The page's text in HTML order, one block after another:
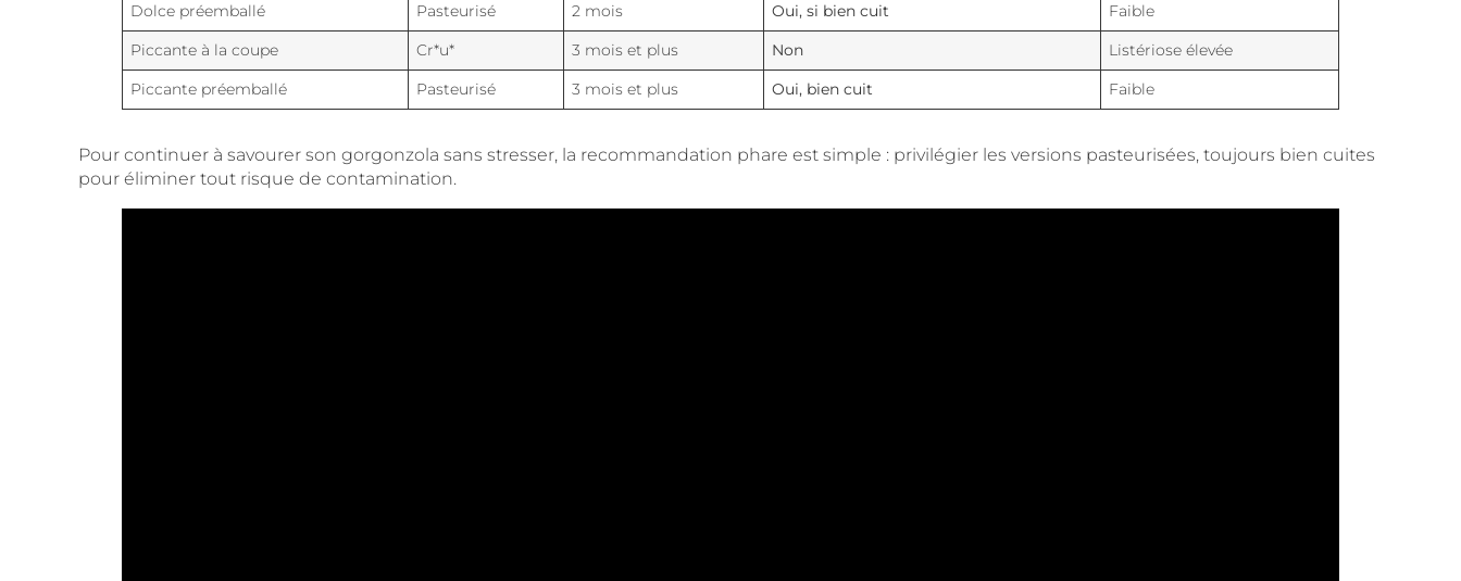
Dolce préemballé
Pasteurisé 2 mois Oui, si bien cuit
Faible
Piccante à la coupe
Cr*u* 3 mois et plus Non
Listériose élevée
Piccante préemballé
Pasteurisé 3 mois et plus Oui, bien cuit Faible
Pour continuer à savourer son gorgonzola sans stresser, la recommandation phare est simple : privilégier les versions pasteurisées, toujours bien cuites
pour éliminer tout risque de contamination.